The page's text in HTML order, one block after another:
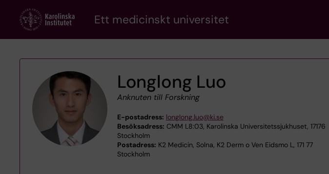
content
Ett medicinskt universitet
Longlong Luo
Anknuten till Forskning
E-postadress: longlong.luo@ki.se
Besöksadress: CMM L8:03, Karolinska Universitetssjukhuset, 17176
Stockholm
Postadress: K2 Medicin, Solna, K2 Derm o Ven Eidsmo L, 171 77
Stockholm